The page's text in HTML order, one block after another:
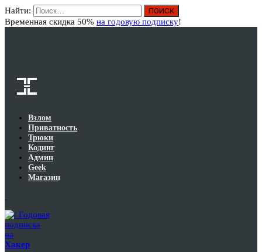
Найти:
Временная скидка 50% на годовую подписку!
Взлом
Приватность
Трюки
Кодинг
Админ
Geek
Магазин
Годовая
подписка
на
Хакер